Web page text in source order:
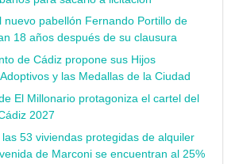
nuevo pabellón Fernando Portillo de
18 años después de su clausura
de Cádiz propone sus Hijos
y las Medallas de la Ciudad
El Millonario protagoniza el cartel del
2027
53 viviendas protegidas de alquiler
de Marconi se encuentran al 25%